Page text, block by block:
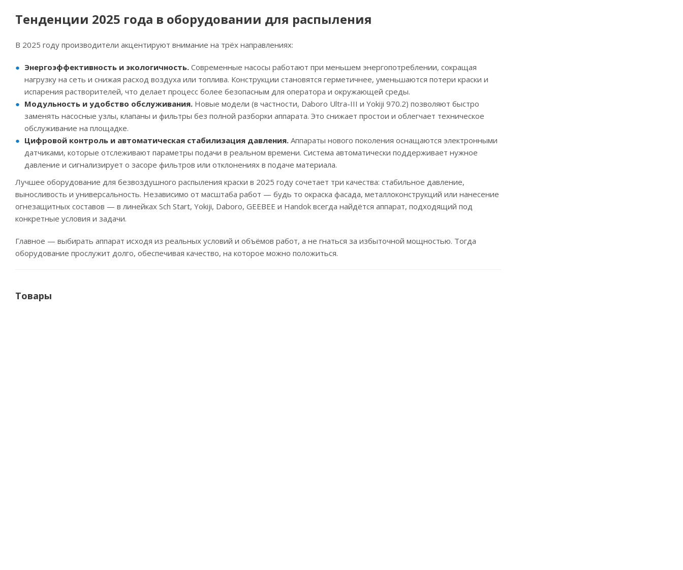
Тенденции 2025 года в оборудовании для распыления
В 2025 году производители акцентируют внимание на трёх направлениях:
Энергоэффективность и экологичность. Современные насосы работают при меньшем энергопотреблении, сокращая
нагрузку на сеть и снижая расход воздуха или топлива. Конструкции становятся герметичнее, уменьшаются потери краски и
испарения растворителей, что делает процесс более безопасным для оператора и окружающей среды.
Модульность и удобство обслуживания. Новые модели (в частности, Daboro Ultra-III и Yokiji 970.2) позволяют быстро
заменять насосные узлы, клапаны и фильтры без полной разборки аппарата. Это снижает простои и облегчает техническое
обслуживание на площадке.
Цифровой контроль и автоматическая стабилизация давления. Аппараты нового поколения оснащаются электронными
датчиками, которые отслеживают параметры подачи в реальном времени. Система автоматически поддерживает нужное
давление и сигнализирует о засоре фильтров или отклонениях в подаче материала.
Лучшее оборудование для безвоздушного распыления краски в 2025 году сочетает три качества: стабильное давление,
выносливость и универсальность. Независимо от масштаба работ — будь то окраска фасада, металлоконструкций или нанесение
огнезащитных составов — в линейках Sch Start, Yokiji, Daboro, GEEBEE и Handok всегда найдётся аппарат, подходящий под
конкретные условия и задачи.
Главное — выбирать аппарат исходя из реальных условий и объёмов работ, а не гнаться за избыточной мощностью. Тогда
оборудование прослужит долго, обеспечивая качество, на которое можно положиться.
Товары